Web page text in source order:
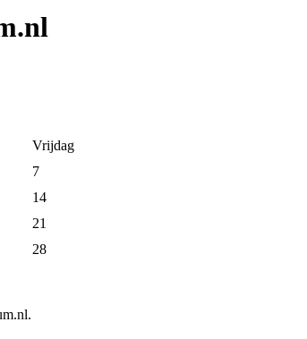
Vrijdag
7
14
21
28